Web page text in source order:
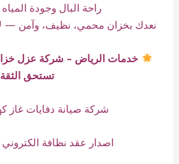
راحة البال وجودة
نعدك بخزان محمي، نظيف، وآمن —
خدمات الرياض – شركة عزل
تستحق
شركة صيانة دفايات غاز
اصدار عقد نظافة